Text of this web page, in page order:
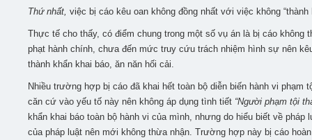
Thứ nhất, việc bị cáo kêu oan không đồng nhất với việc không “thành
Thực tế cho thấy, có điểm chung trong một số vụ án là bị cáo
phạt hành chính, chưa đến mức truy cứu trách nhiệm hình sự nên
thành khẩn khai báo, ăn năn hối cải.
Nhiều trường hợp bị cáo đã khai hết toàn bộ diễn biến hành vi phạm
căn cứ vào yếu tố này nên không áp dụng tình tiết “Người phạm tội
khẩn khai báo toàn bộ hành vi của mình, nhưng do hiểu biết về
của pháp luật nên mới không thừa nhận. Trường hợp này bị cáo